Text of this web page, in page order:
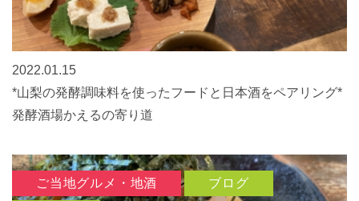
2022.01.15
*山梨の発酵調味料を使ったフードと日本酒をペアリング*
発酵酒場かえるの寄り道
ご当地グルメ・地酒 ブログ